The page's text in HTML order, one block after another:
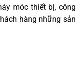
móc thiết bị, công
hàng những sản